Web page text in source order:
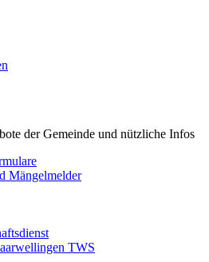
der Gemeinde und nützliche Infos
Mängelmelder
TWS